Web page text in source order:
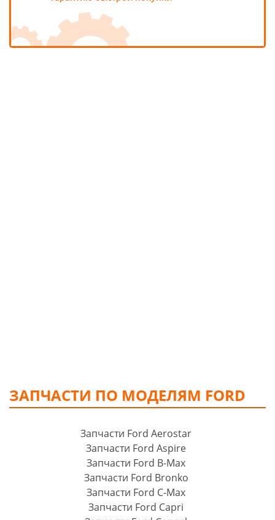
ЗАПЧАСТИ ПО МОДЕЛЯМ FORD
Запчасти Ford Aerostar
Запчасти Ford Aspire
Запчасти Ford B-Max
Запчасти Ford Bronko
Запчасти Ford C-Max
Запчасти Ford Capri